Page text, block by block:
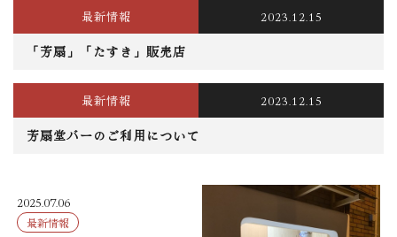
最新情報 2023.12.15
「芳扇」「たすき」販売店
最新情報 2023.12.15
芳扇堂バーのご利用について
2025.07.06
最新情報